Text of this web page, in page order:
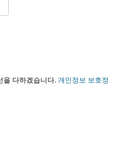
을 다하겠습니다.개인정보 보호정